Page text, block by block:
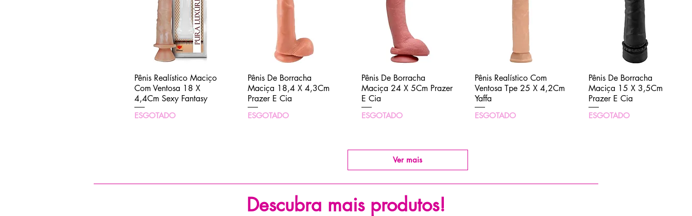
Visualização rápida
Pênis Realístico Maciço
Com Ventosa 18 X
4,4Cm Sexy Fantasy
ESGOTADO
Visualização rápida
Pênis De Borracha
Maciça 18,4 X 4,3Cm
Prazer E Cia
ESGOTADO
Visualização rápida
Pênis De Borracha
Maciça 24 X 5Cm Prazer
E Cia
ESGOTADO
Visualização rápida
Pênis Realístico Com
Ventosa Tpe 25 X 4,2Cm
Yaffa
ESGOTADO
Visualização rápida
Pênis De Borracha
Maciça 15 X 3,5Cm
Prazer E Cia
ESGOTADO
Ver mais
Descubra mais produtos!